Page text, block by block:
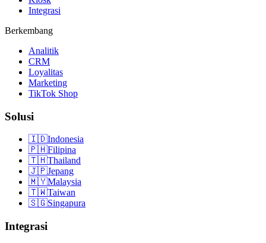
Integrasi
Berkembang
Analitik
CRM
Loyalitas
Marketing
TikTok Shop
Solusi
🇮🇩Indonesia
🇵🇭Filipina
🇹🇭Thailand
🇯🇵Jepang
🇲🇾Malaysia
🇹🇼Taiwan
🇸🇬Singapura
Integrasi